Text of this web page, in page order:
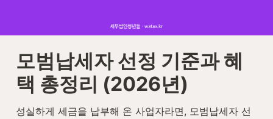
모범납세자 선정 기준과 혜
택 총정리 (2026년)
성실하게 세금을 납부해 온 사업자라면, 모범납세자 선